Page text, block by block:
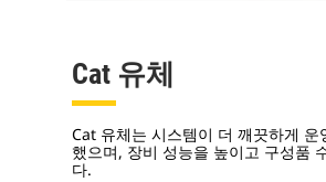
Cat 유체
Cat 유체는 시스템이 더 깨끗하게 운
했으며, 장비 성능을 높이고 구성품
다.